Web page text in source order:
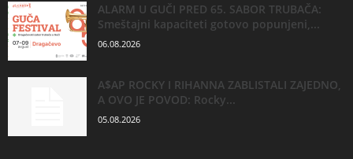
ALARM U GUČI PRED 65. SABOR TRUBAČA:
Smeštajni kapaciteti gotovo popunjeni,...
06.08.2026
A$AP ROCKY I RIHANNA ZABLISTALI ZAJEDNO,
A OVO JE POVOD: Rocky...
05.08.2026